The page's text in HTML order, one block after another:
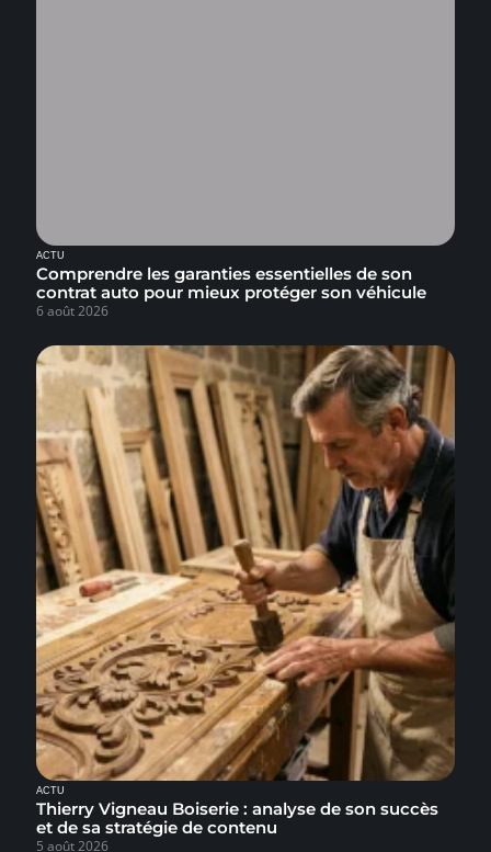
ACTU
Comprendre les garanties essentielles de son
contrat auto pour mieux protéger son véhicule
6 août 2026
ACTU
Thierry Vigneau Boiserie : analyse de son succès
et de sa stratégie de contenu
5 août 2026